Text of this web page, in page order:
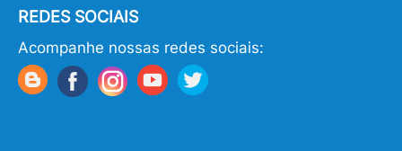
REDES SOCIAIS
Acompanhe nossas redes sociais: